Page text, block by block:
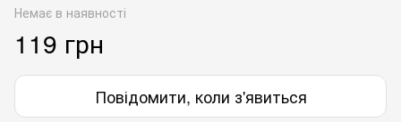
Немає в наявності
119 грн
Повідомити, коли з'явиться